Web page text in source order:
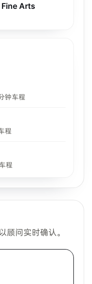
Arts
钟车程
程
程
顾问实时确认。
Hei Homes